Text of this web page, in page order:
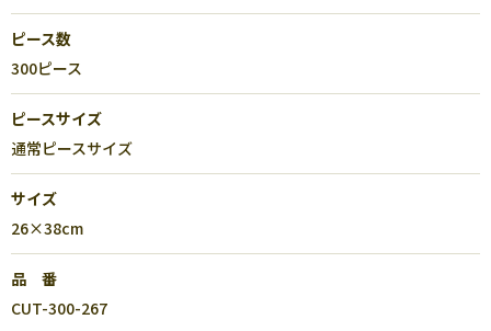
ピース数
300ピース
ピースサイズ
通常ピースサイズ
サイズ
26×38cm
品 番
CUT-300-267